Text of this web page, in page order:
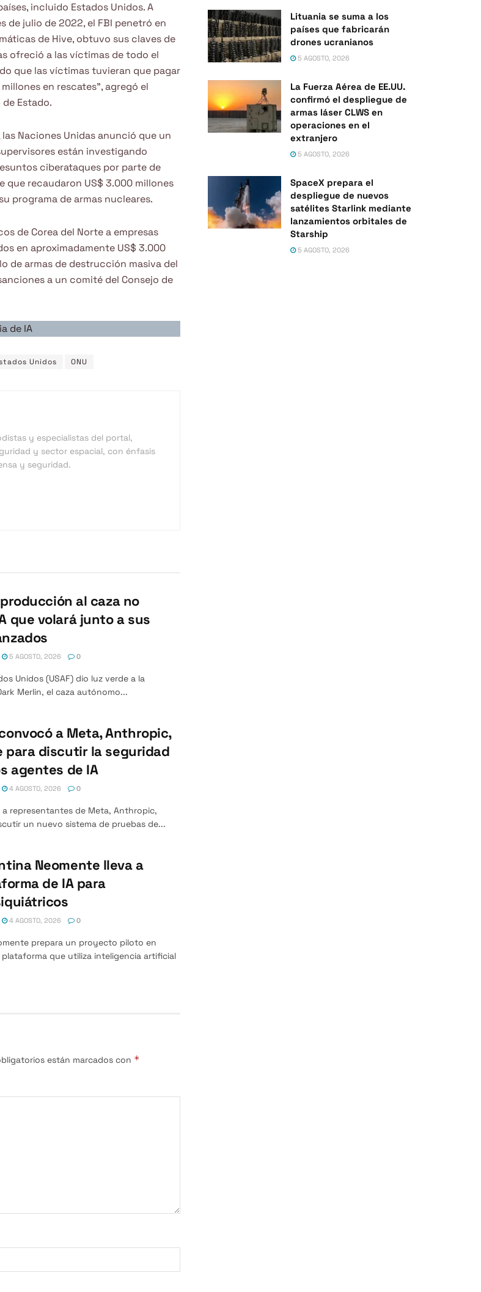
incluido Estados Unidos. A
de julio de 2022, el FBI penetró en
de Hive, obtuvo sus claves de
ofreció a las víctimas de todo el
que las víctimas tuvieran que pagar
en rescates”, agregó el
Estado.
Naciones Unidas anunció que un
están investigando
ciberataques por parte de
que recaudaron US$ 3.000 millones
programa de armas nucleares.
de Corea del Norte a empresas
en aproximadamente US$ 3.000
de armas de destrucción masiva del
a un comité del Consejo de
de IA
Unidos ONU
y especialistas del portal,
y sector espacial, con énfasis
y seguridad.
producción al caza no
que volará junto a sus
5 AGOSTO, 2026 0
Unidos (USAF) dio luz verde a la
Merlin, el caza autónomo...
a Meta, Anthropic,
para discutir la seguridad
agentes de IA
4 AGOSTO, 2026 0
a representantes de Meta, Anthropic,
un nuevo sistema de pruebas de...
Neomente lleva a
de IA para
4 AGOSTO, 2026 0
prepara un proyecto piloto en
que utiliza inteligencia artificial
están marcados con *
Lituania se suma a los
países que fabricarán
drones ucranianos
5 AGOSTO, 2026
La Fuerza Aérea de EE.UU.
confirmó el despliegue de
armas láser CLWS en
operaciones en el
extranjero
5 AGOSTO, 2026
SpaceX prepara el
despliegue de nuevos
satélites Starlink mediante
lanzamientos orbitales de
Starship
5 AGOSTO, 2026